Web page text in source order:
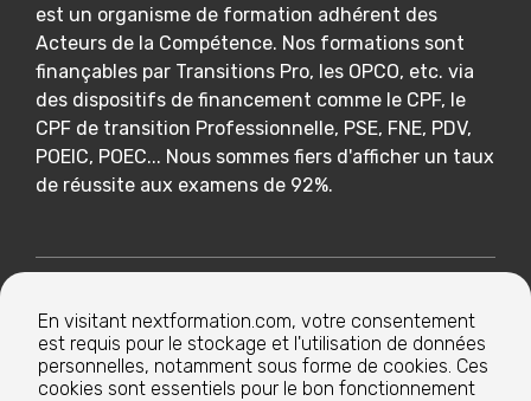
est un organisme de formation adhérent des
Acteurs de la Compétence. Nos formations sont
finançables par Transitions Pro, les OPCO, etc. via
des dispositifs de financement comme le CPF, le
CPF de transition Professionnelle, PSE, FNE, PDV,
POEIC, POEC... Nous sommes fiers d'afficher un taux
de réussite aux examens de 92%.
Nos formations
En visitant nextformation.com, votre consentement
est requis pour le stockage et l'utilisation de données
personnelles, notamment sous forme de cookies. Ces
cookies sont essentiels pour le bon fonctionnement